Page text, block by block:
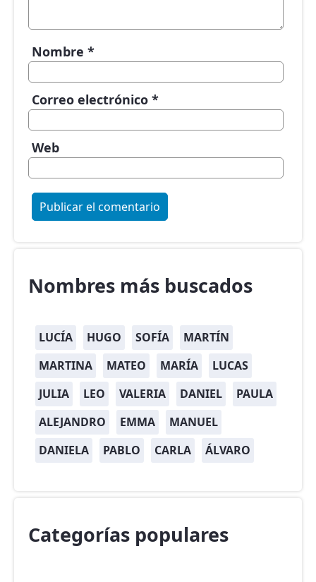
Nombre *
Correo electrónico *
Web
Nombres más buscados
LUCÍA HUGO SOFÍA
MARTÍN
MARTINA
MATEO MARÍA
LUCAS
JULIA
LEO VALERIA DANIEL
PAULA
ALEJANDRO
EMMA
MANUEL
DANIELA
PABLO CARLA ÁLVARO
Categorías populares